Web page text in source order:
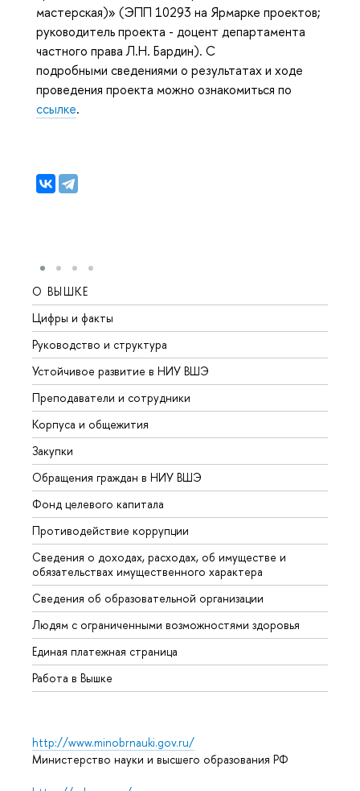
мастерская)» (ЭПП 10293 на Ярмарке проектов;
руководитель проекта - доцент департамента
частного права Л.Н. Бардин). С
подробными сведениями о результатах и ходе
проведения проекта можно ознакомиться по
ссылке.
О ВЫШКЕ
Цифры и факты
Руководство и структура
Устойчивое развитие в НИУ ВШЭ
Преподаватели и сотрудники
Корпуса и общежития
Закупки
Обращения граждан в НИУ ВШЭ
Фонд целевого капитала
Противодействие коррупции
Сведения о доходах, расходах, об имуществе и
обязательствах имущественного характера
Сведения об образовательной организации
Людям с ограниченными возможностями здоровья
Единая платежная страница
Работа в Вышке
http://www.minobrnauki.gov.ru/
Министерство науки и высшего образования РФ